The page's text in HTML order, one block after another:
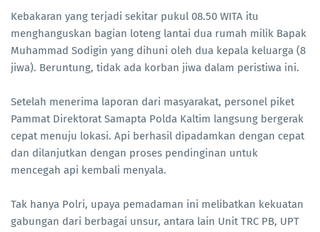
Kebakaran yang terjadi sekitar pukul 08.50 WITA itu
menghanguskan bagian loteng lantai dua rumah milik Bapak
Muhammad Sodigin yang dihuni oleh dua kepala keluarga (8
jiwa). Beruntung, tidak ada korban jiwa dalam peristiwa ini.
Setelah menerima laporan dari masyarakat, personel piket
Pammat Direktorat Samapta Polda Kaltim langsung bergerak
cepat menuju lokasi. Api berhasil dipadamkan dengan cepat
dan dilanjutkan dengan proses pendinginan untuk
mencegah api kembali menyala.
Tak hanya Polri, upaya pemadaman ini melibatkan kekuatan
gabungan dari berbagai unsur, antara lain Unit TRC PB, UPT